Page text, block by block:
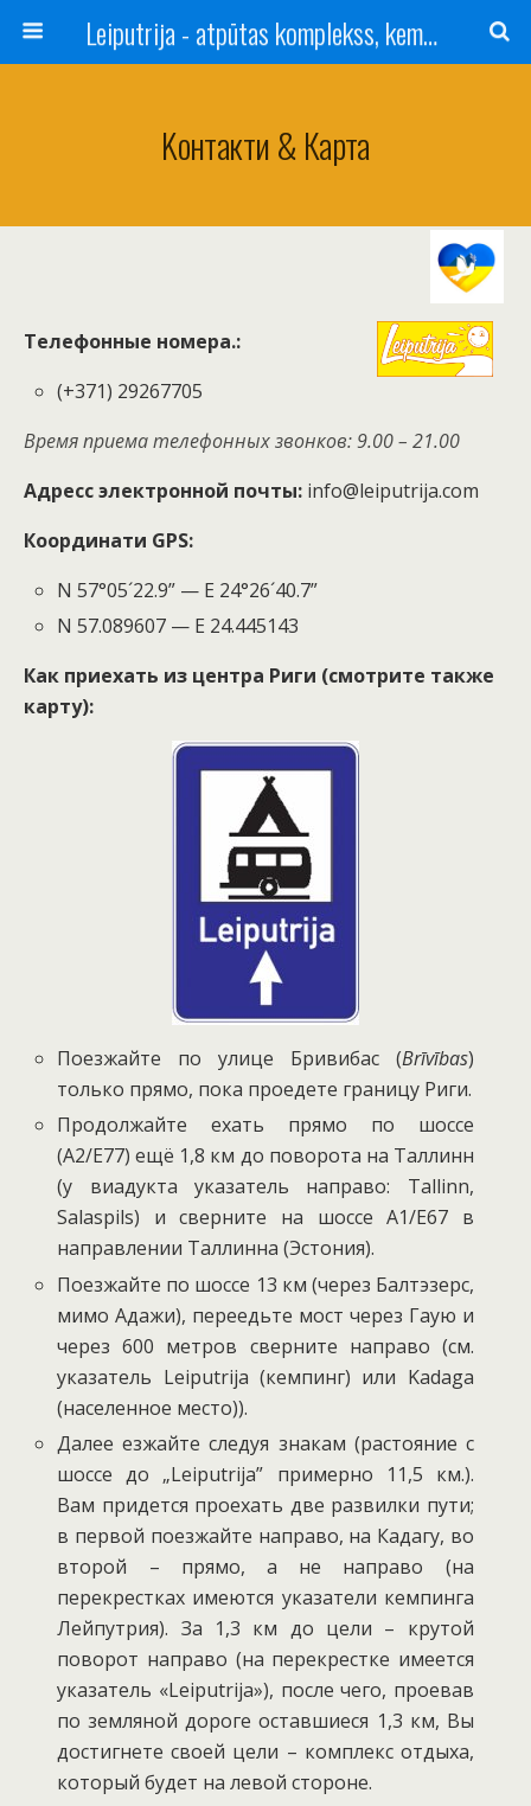
Leiputrija - atpūtas komplekss, kempings, viesu nams pie Rīgas / Camping, caravan site, bed and breakfast near Riga / Camping, caravanas, bungalows Letonia / Campingplatz, Caravanpark, Zimmer in Lettland / Kемпинг и гостевой дом к Риги
Kонтакти & Карта
Телефонные номера.:
(+371) 29267705
Время приема телефонных звонков: 9.00 – 21.00
Адресс электронной почты: info@leiputrija.com
Координати GPS:
N 57°05´22.9” — E 24°26´40.7”
N 57.089607 — E 24.445143
Как приехать из центра Риги (смотрите также
карту):
Поезжайте по улице Бривибас (Brīvības)
только прямо, пока проедете границу Риги.
Продолжайте ехать прямо по шоссе
(A2/E77) ещё 1,8 км до поворота на Таллинн
(у виадукта указатель направо: Tallinn,
Salaspils) и сверните на шоссе A1/E67 в
направлении Таллинна (Эстония).
Поезжайте по шоссе 13 км (через Балтэзерс,
мимо Адажи), переедьте мост через Гаую и
через 600 метров сверните направо (см.
указатель Leiputrija (кемпинг) или Kadaga
(населенное место)).
Далее езжайте следуя знакам (растояние с
шоссе до „Leiputrija” примерно 11,5 км.).
Вам придется проехать две развилки пути;
в первой поезжайте направо, на Кадагу, во
второй – прямо, а не направо (на
перекрестках имеются указатели кемпинга
Лейпутрия). За 1,3 км до цели – крутой
поворот направо (на перекрестке имеется
указатель «Leiputrija»), после чего, проевав
по земляной дороге оставшиеся 1,3 км, Вы
достигнете своей цели – комплекс отдыха,
который будет на левой стороне.